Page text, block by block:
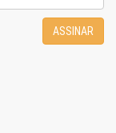
ASSINAR